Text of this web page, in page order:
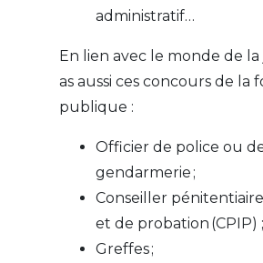
administratif…
En lien avec le monde de
as aussi ces concours de la
publique :
Officier de police ou
gendarmerie ;
Conseiller
et de probation (CPIP) ;
Greffes ;